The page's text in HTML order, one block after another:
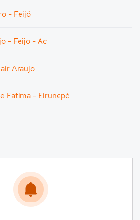
- Feijó
- Feijo - Ac
Araujo
Fatima - Eirunepé